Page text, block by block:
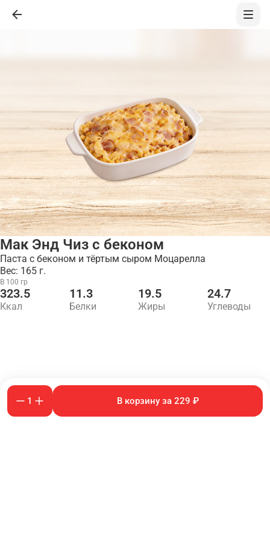
Мак Энд Чиз с беконом
Паста с беконом и тёртым сыром Моцарелла
Вес: 165 г.
В 100 гр
323.5
Ккал
11.3
Белки
19.5
Жиры
24.7
Углеводы
1 В корзину за 229 ₽